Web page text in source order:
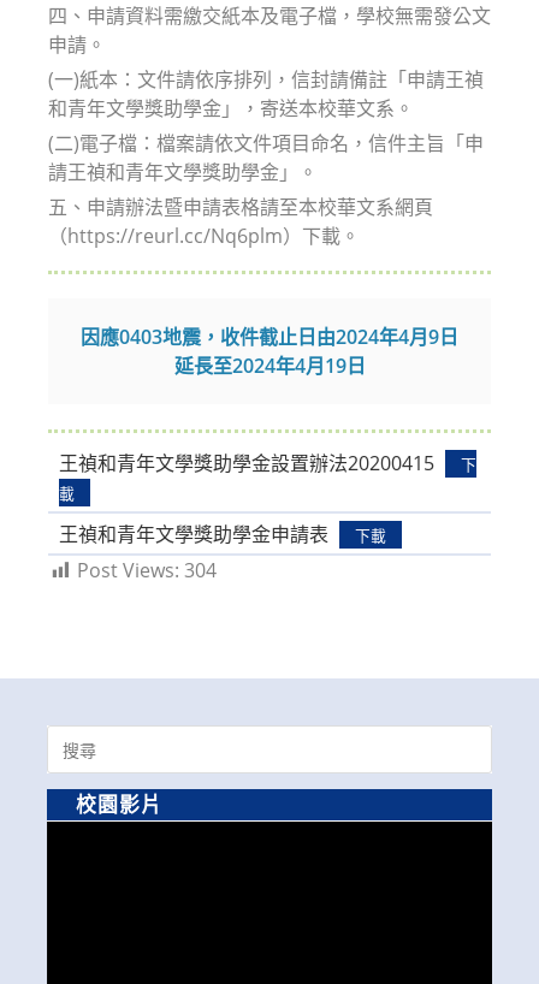
四、申請資料需繳交紙本及電子檔，學校無需發公文
申請。
(一)紙本：文件請依序排列，信封請備註「申請王禎
和青年文學獎助學金」，寄送本校華文系。
(二)電子檔：檔案請依文件項目命名，信件主旨「申
請王禎和青年文學獎助學金」。
五、申請辦法暨申請表格請至本校華文系網頁
（https://reurl.cc/Nq6plm）下載。
因應0403地震，收件截止日由2024年4月9日
延長至2024年4月19日
王禎和青年文學獎助學金設置辦法20200415
下
載
王禎和青年文學獎助學金申請表 下載
Post Views: 304
Search
for:
校園影片